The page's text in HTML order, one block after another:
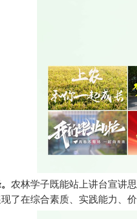
农林学子既能站上讲台宣讲
了在综合素质、实践能力、